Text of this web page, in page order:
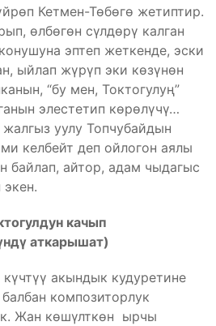
Кетмен-Төбөгө жетиптир.
өлбөгөн сүлдөрү калган
эптеп жеткенде, эски
ыйлап жүрүп эки көзүнөн
“бу мен, Токтогулуң”
элестетип көрөлүчү…
уулу Топчубайдын
келбейт деп ойлогон аялы
байлап, айтор, адам чыдагыс
экен.
качып
аткарышат)
күчтүү акындык кудуретине
композиторлук
Жан көшүлткөн ырчы